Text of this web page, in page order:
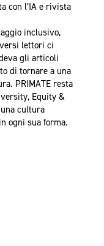
con l’IA e rivista
inclusivo,
lettori ci
gli articoli
di tornare a una
PRIMATE resta
Equity &
cultura
ogni sua forma.